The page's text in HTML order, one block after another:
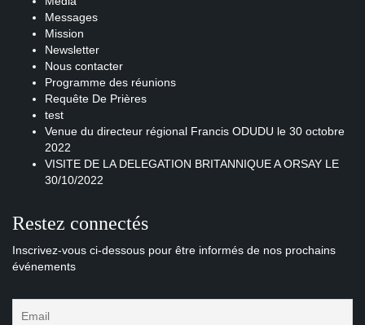
Messages
Mission
Newsletter
Nous contacter
Programme des réunions
Requête De Prières
test
Venue du directeur régional Francis ODUDU le 30 octobre
2022
VISITE DE LA DELEGATION BRITANNIQUE A ORSAY LE
30/10/2022
Restez connectés
Inscrivez-vous ci-dessous pour être informés de nos prochains
événements